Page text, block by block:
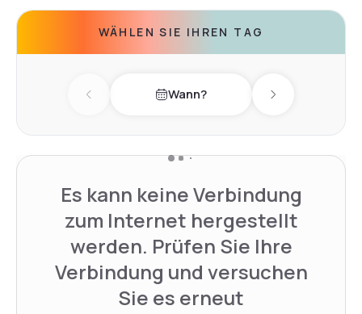
WÄHLEN SIE IHREN TAG
Previous day Wann? Next day
Es kann keine Verbindung
zum Internet hergestellt
werden. Prüfen Sie Ihre
Verbindung und versuchen
Sie es erneut